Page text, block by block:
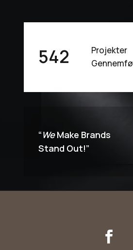
542
Projekter
“WeMake Brands
Stand Out!”
